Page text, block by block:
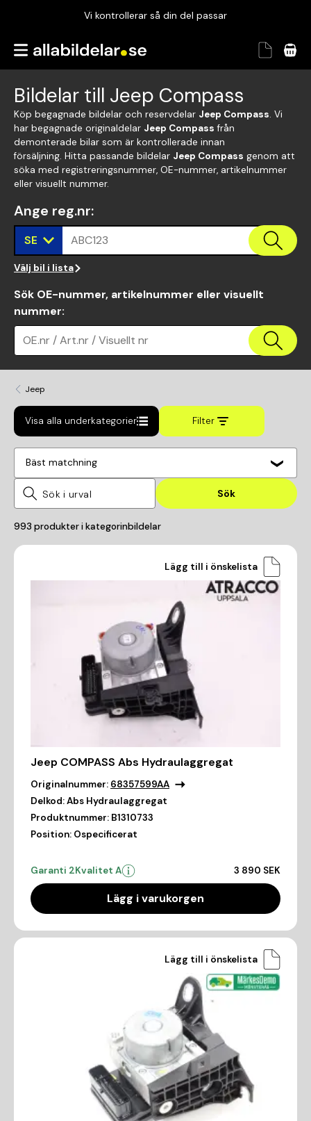
Vi kontrollerar så din del passar
Garanterad passform
Vi kontrollerar så din del passar
Bildelar till Jeep Compass
Köp begagnade bildelar och reservdelar Jeep Compass. Vi
har begagnade originaldelar Jeep Compass från
demonterade bilar som är kontrollerade innan
försäljning. Hitta passande bildelar Jeep Compass genom att
söka med registreringsnummer, OE-nummer, artikelnummer
eller visuellt nummer.
Ange reg.nr:
SE ABC123
Välj bil i lista
Sök OE-nummer, artikelnummer eller visuellt
nummer:
OE.nr / Art.nr / Visuellt nr
Jeep
Visa alla underkategorier Filter
Bäst matchning
Sök
993 produkter i kategorinbildelar
Lägg till i önskelista
Jeep COMPASS Abs Hydraulaggregat
Originalnummer: 68357599AA
Delkod:Abs Hydraulaggregat
Produktnummer: B1310733
Position: Ospecificerat
Garanti 2Kvalitet A 3 890 SEK
Lägg i varukorgen
Lägg till i önskelista